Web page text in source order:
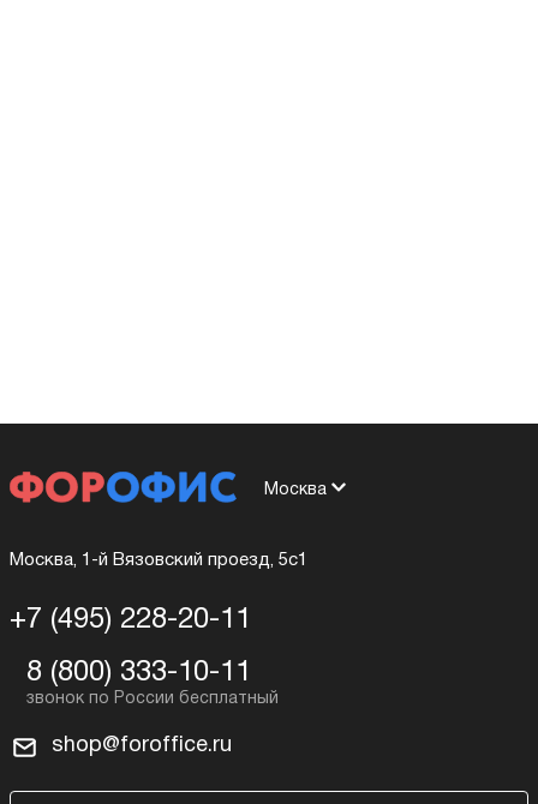
Москва
Москва, 1-й Вязовский проезд, 5с1
+7 (495) 228-20-11
8 (800) 333-10-11
shop@foroffice.ru